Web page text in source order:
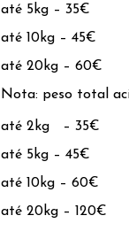
até 5kg – 35€
até 10kg – 45€
até 20kg – 60€
Nota: peso total
até 2kg – 35€
até 5kg – 45€
até 10kg – 60€
até 20kg – 120€